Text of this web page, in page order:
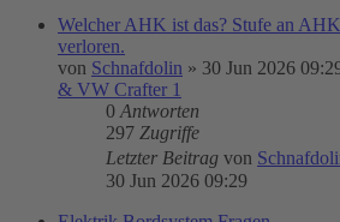
Welcher AHK ist das? Stufe an
verloren.
von Schnafdolin » 30 Jun 2026
& VW Crafter 1
0 Antworten
297 Zugriffe
Letzter Beitrag von
30 Jun 2026 09:29